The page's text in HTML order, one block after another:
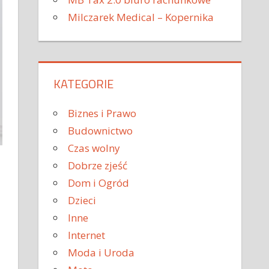
Milczarek Medical – Kopernika
KATEGORIE
Biznes i Prawo
Budownictwo
Czas wolny
Dobrze zjeść
Dom i Ogród
Dzieci
Inne
Internet
Moda i Uroda